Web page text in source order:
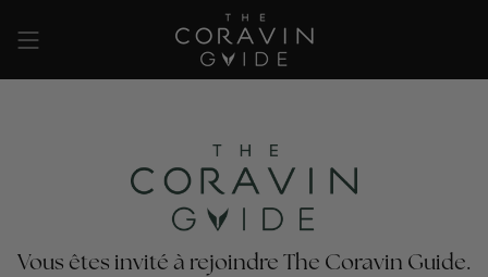
au
contenu
de
Vous êtes invité à rejoindre The Coravin Guide.